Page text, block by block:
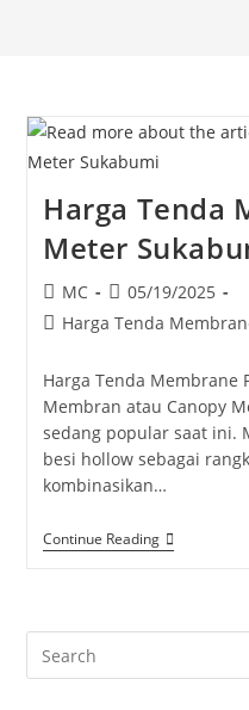
Harga Tenda
Meter
Post
author:
MC
Post
published:
05/19/2025
PostHarga Tenda
Harga Tenda Membrane
Membran atau Canopy
sedang popular saat ini.
besi hollow sebagai
kombinasikan…
Continue ReadingHarga
Tenda
Sukabumi